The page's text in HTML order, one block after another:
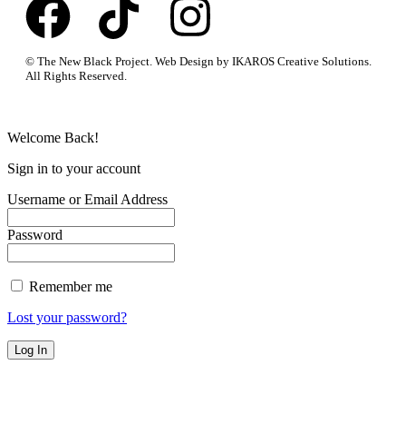
© The New Black Project. Web Design by IKAROS Creative Solutions.
All Rights Reserved.
Welcome Back!
Sign in to your account
Username or Email Address
Password
Remember me
Lost your password?